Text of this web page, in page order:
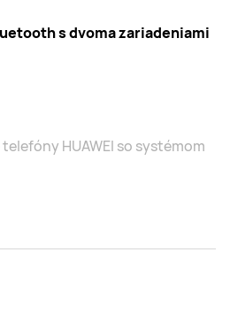
s dvoma zariadeniami
HUAWEI so systémom